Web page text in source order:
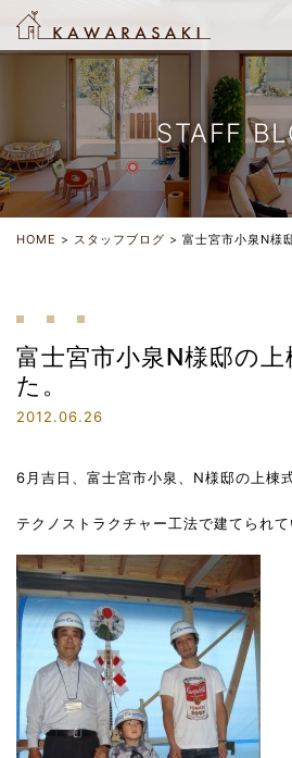
STAFF
HOME スタッフブログ 富士宮市小泉N様
富士宮市小泉N様邸の
た。
2012.06.26
6月吉日、富士宮市小泉、N様邸の上棟
テクノストラクチャー工法で建てられて